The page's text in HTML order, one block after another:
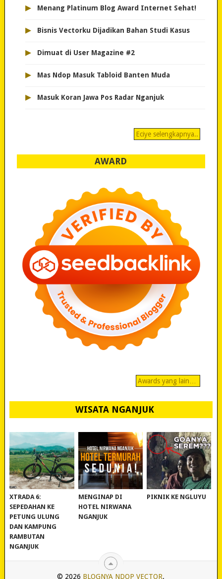
▸ Menang Platinum Blog Award Internet Sehat!
▸ Bisnis Vectorku Dijadikan Bahan Studi Kasus
▸ Dimuat di User Magazine #2
▸ Mas Ndop Masuk Tabloid Banten Muda
▸ Masuk Koran Jawa Pos Radar Nganjuk
Eciye selengkapnya..
AWARD
Awards yang lain…
WISATA NGANJUK
REVIEW POLYGON
XTRADA 6:
SEPEDAHAN KE
PETUNG ULUNG
DAN KAMPUNG
RAMBUTAN
NGANJUK
MURAH BANGET!
MENGINAP DI
HOTEL NIRWANA
NGANJUK
WISATA NGANJUK:
PIKNIK KE NGLUYU
© 2026 BLOGNYA NDOP VECTOR.